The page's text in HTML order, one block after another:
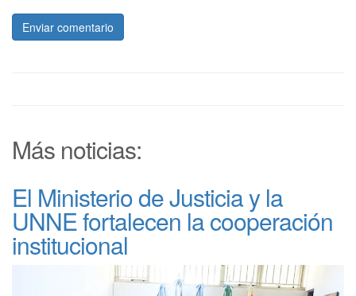
Enviar comentario
Más noticias:
El Ministerio de Justicia y la
UNNE fortalecen la cooperación
institucional